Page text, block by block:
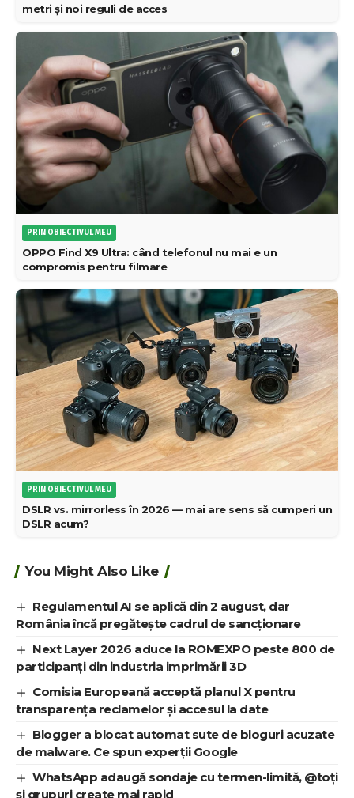
metri și noi reguli de acces
PRIN OBIECTIVUL MEU
OPPO Find X9 Ultra: când telefonul nu mai e un
compromis pentru filmare
PRIN OBIECTIVUL MEU
DSLR vs. mirrorless în 2026 — mai are sens să cumperi un
DSLR acum?
You Might Also Like
Regulamentul AI se aplică din 2 august, dar
România încă pregătește cadrul de sancționare
Next Layer 2026 aduce la ROMEXPO peste 800 de
participanți din industria imprimării 3D
Comisia Europeană acceptă planul X pentru
transparența reclamelor și accesul la date
Blogger a blocat automat sute de bloguri acuzate
de malware. Ce spun experții Google
WhatsApp adaugă sondaje cu termen-limită, @toți
și grupuri create mai rapid